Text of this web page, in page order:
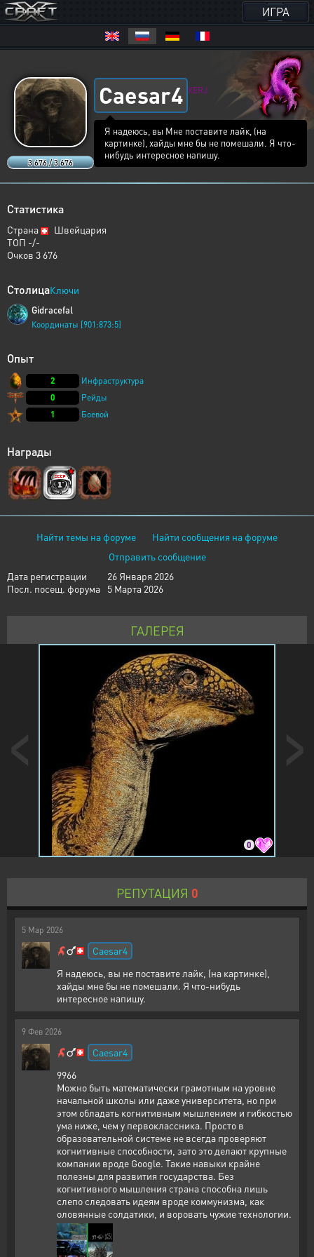
ИГРА
3 676 / 3 676
Caesar4 XERJ
Я надеюсь, вы Мне поставите лайк, (на
картинке), хайды мне бы не помешали. Я что-
нибудь интересное напишу.
Статистика
Страна
Швейцария
ТОП -/-
Очков 3 676
СтолицаКлючи
Gidracefal
Координаты [901:873:5]
Опыт
2
Инфраструктура
0
Рейды
1
Боевой
Награды
Найти темы на форуме
Найти сообщения на форуме
Отправить сообщение
Дата регистрации
26 Января 2026
Посл. посещ. форума
5 Марта 2026
ГАЛЕРЕЯ
0
РЕПУТАЦИЯ 0
5 Мар 2026
Caesar4
Я надеюсь, вы не поставите лайк, (на картинке),
хайды мне бы не помешали. Я что-нибудь
интересное напишу.
9 Фев 2026
Caesar4
9966
Можно быть математически грамотным на уровне
начальной школы или даже университета, но при
этом обладать когнитивным мышлением и гибкостью
ума ниже, чем у первоклассника. Просто в
образовательной системе не всегда проверяют
когнитивные способности, зато это делают крупные
компании вроде Google. Такие навыки крайне
полезны для развития государства. Без
когнитивного мышления страна способна лишь
слепо следовать идеям вроде коммунизма, как
оловянные солдатики, и воровать чужие технологии.